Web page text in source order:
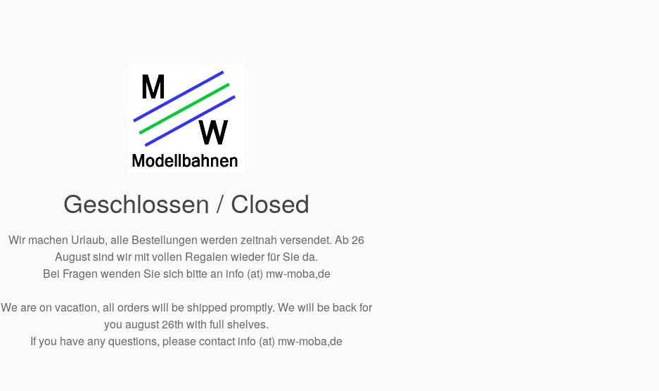
Geschlossen / Closed
Wir machen Urlaub, alle Bestellungen werden zeitnah versendet. Ab 26
August sind wir mit vollen Regalen wieder für Sie da.
Bei Fragen wenden Sie sich bitte an info (at) mw-moba,de
We are on vacation, all orders will be shipped promptly. We will be back for
you august 26th with full shelves.
If you have any questions, please contact info (at) mw-moba,de